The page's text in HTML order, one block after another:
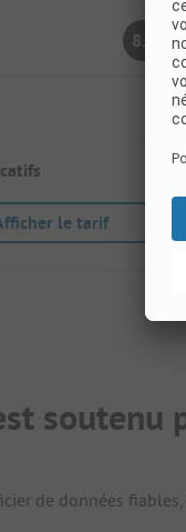
8.8
le tarif
soutenu
de données